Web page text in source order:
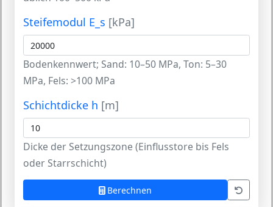
Steifemodul E_s [kPa]
Bodenkennwert; Sand: 10–50 MPa, Ton: 5–30
MPa, Fels: >100 MPa
Schichtdicke h [m]
Dicke der Setzungszone (Einflusstore bis Fels
oder Starrschicht)
Berechnen